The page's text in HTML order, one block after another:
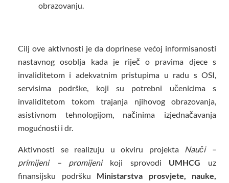
obrazovanju.
Cilj ove aktivnosti je da doprinese većoj informisanosti
nastavnog osoblja kada je riječ o pravima djece s
invaliditetom i adekvatnim pristupima u radu s OSI,
servisima podrške, koji su potrebni učenicima s
invaliditetom tokom trajanja njihovog obrazovanja,
asistivnom tehnologijom, načinima izjednačavanja
mogućnosti i dr.
Aktivnosti se realizuju u okviru projekta Nauči –
primijeni – promijenikoji sprovodi UMHCG uz
finansijsku podršku Ministarstva prosvjete, nauke,